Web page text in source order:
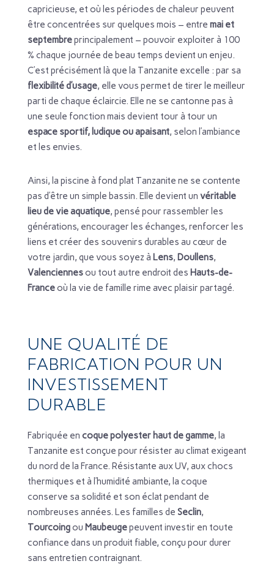
capricieuse, et où les périodes de chaleur peuvent
être concentrées sur quelques mois – entre mai et
septembreprincipalement – pouvoir exploiter à 100
% chaque journée de beau temps devient un enjeu.
C’est précisément là que la Tanzanite excelle : par sa
flexibilité d’usage, elle vous permet de tirer le meilleur
parti de chaque éclaircie. Elle ne se cantonne pas à
une seule fonction mais devient tour à tour un
espace sportif, ludique ou apaisant, selon l’ambiance
et les envies.
Ainsi, la piscine à fond plat Tanzanite ne se contente
pas d’être un simple bassin. Elle devient un véritable
lieu de vie aquatique, pensé pour rassembler les
générations, encourager les échanges, renforcer les
liens et créer des souvenirs durables au cœur de
votre jardin, que vous soyez à Lens, Doullens,
Valenciennesou tout autre endroit des Hauts-de-
Franceoù la vie de famille rime avec plaisir partagé.
UNE QUALITÉ DE
FABRICATION POUR UN
INVESTISSEMENT
DURABLE
Fabriquée en coque polyester haut de gamme, la
Tanzanite est conçue pour résister au climat exigeant
du nord de la France. Résistante aux UV, aux chocs
thermiques et à l’humidité ambiante, la coque
conserve sa solidité et son éclat pendant de
nombreuses années. Les familles de Seclin,
Tourcoingou Maubeugepeuvent investir en toute
confiance dans un produit fiable, conçu pour durer
sans entretien contraignant.